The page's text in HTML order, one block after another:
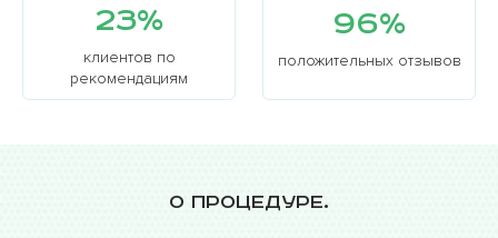
Соблюдение норм. Наши эксперты строго
следуют эпидемиологическим нормам стараясь
защищать вас, обеспечивая санитарную
безопасность. Передаем в распоряжение все
23%
клиентов по
рекомендациям
96%
положительных отзывов
О процедуре.